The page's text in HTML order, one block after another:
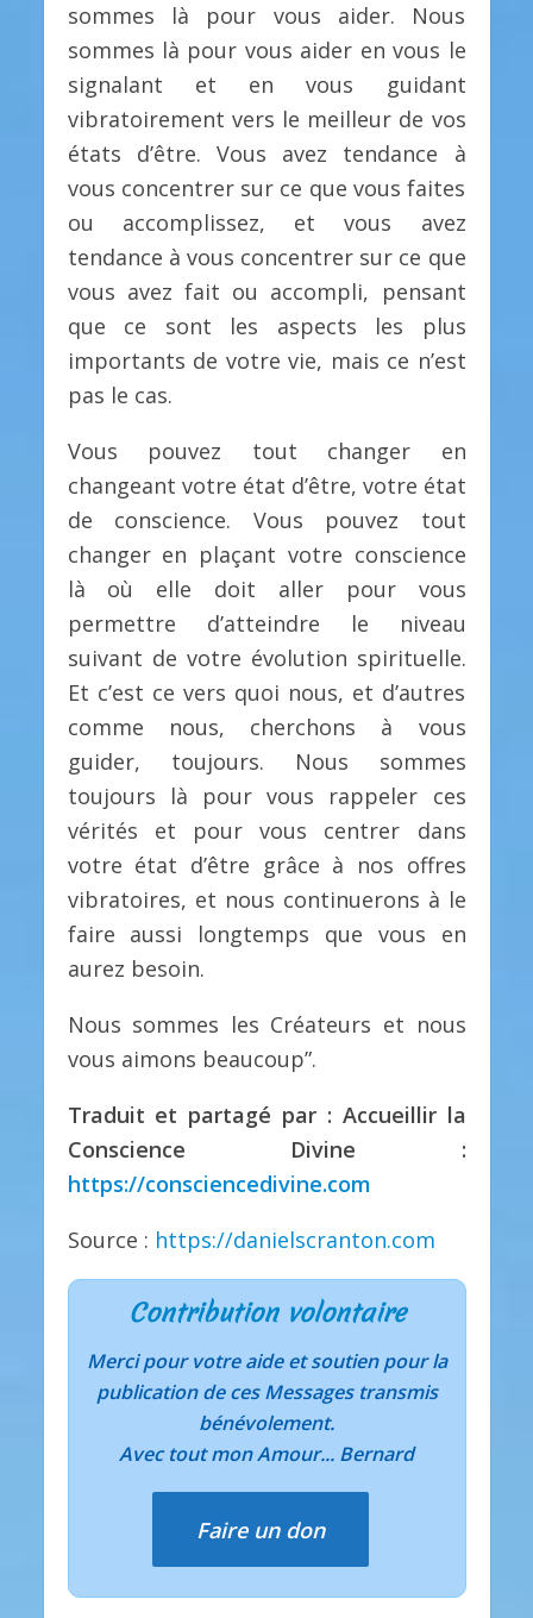
sommes là pour vous aider. Nous
sommes là pour vous aider en vous le
signalant et en vous guidant
vibratoirement vers le meilleur de vos
états d’être. Vous avez tendance à
vous concentrer sur ce que vous faites
ou accomplissez, et vous avez
tendance à vous concentrer sur ce que
vous avez fait ou accompli, pensant
que ce sont les aspects les plus
importants de votre vie, mais ce n’est
pas le cas.
Vous pouvez tout changer en
changeant votre état d’être, votre état
de conscience. Vous pouvez tout
changer en plaçant votre conscience
là où elle doit aller pour vous
permettre d’atteindre le niveau
suivant de votre évolution spirituelle.
Et c’est ce vers quoi nous, et d’autres
comme nous, cherchons à vous
guider, toujours. Nous sommes
toujours là pour vous rappeler ces
vérités et pour vous centrer dans
votre état d’être grâce à nos offres
vibratoires, et nous continuerons à le
faire aussi longtemps que vous en
aurez besoin.
Nous sommes les Créateurs et nous
vous aimons beaucoup”.
Traduit et partagé par : Accueillir la
Conscience Divine :
https://consciencedivine.com
Source : https://danielscranton.com
Contribution volontaire
Merci pour votre aide et soutien pour la
publication de ces Messages transmis
bénévolement.
Avec tout mon Amour... Bernard
Faire un don